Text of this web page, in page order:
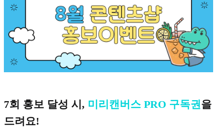
7회 홍보 달성 시, 미리캔버스 PRO 구독권 을
드려요!